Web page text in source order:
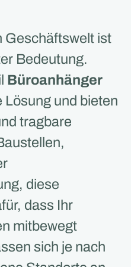
Geschäftswelt ist
Bedeutung.
Büroanhänger
Lösung und bieten
tragbare
diese
dass Ihr
mitbewegt
sich je nach